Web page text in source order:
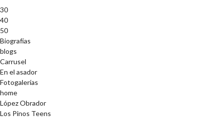
30
40
50
Biografías
blogs
Carrusel
En el asador
Fotogalerías
home
López Obrador
Los Pinos Teens